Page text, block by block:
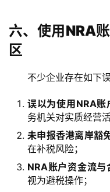
六、使用NRA
区
不少企业存在如下误
误以为使用NRA账
务机关对实质经营
未申报香港离岸豁
在补税风险；
NRA账户资金流
视为避税操作；